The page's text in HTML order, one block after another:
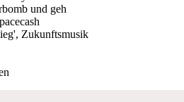
und geh
Zukunftsmusik